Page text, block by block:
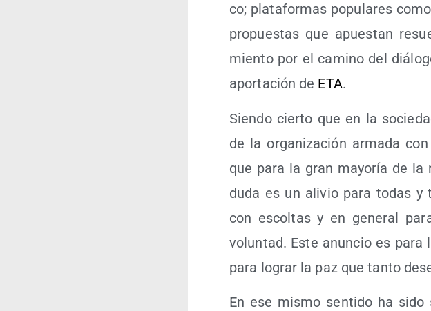
co; pla­ta­for­mas popu­la­res
pro­pues­tas que apues­tan
mien­to por el camino del
apor­ta­ción de ETA.
Sien­do cier­to que en la
de la orga­ni­za­ción arma­da
que para la gran mayo­ría de
duda es un ali­vio para todas
con escol­tas y en gene­ral
volun­tad. Este anun­cio es
para lograr la paz que tan­to
En ese mis­mo sen­ti­do ha